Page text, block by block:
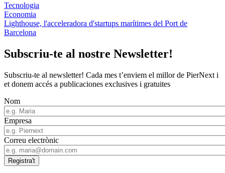
Tecnologia
Economia
Lighthouse, l'acceleradora d'startups marítimes del Port de
Barcelona
Subscriu-te al nostre Newsletter!
Subscriu-te al newsletter! Cada mes t’enviem el millor de PierNext i
et donem accés a publicaciones exclusives i gratuites
Nom
Empresa
Correu electrònic